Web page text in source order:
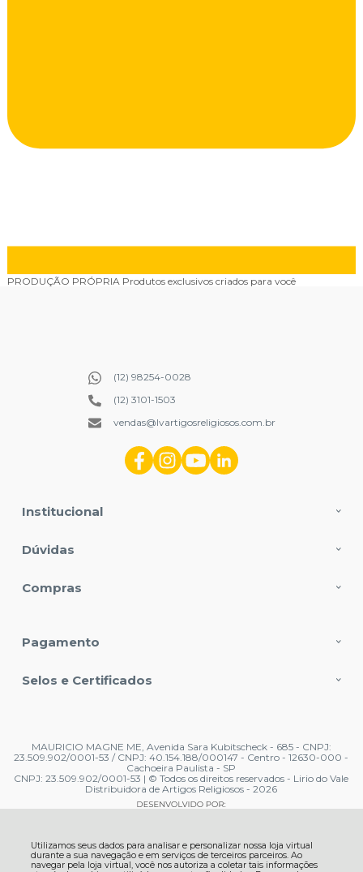
Utilizamos seus dados para analisar e personalizar nossa loja virtual
durante a sua navegação e em serviços de terceiros parceiros. Ao
navegar pela loja virtual, você nos autoriza a coletar tais informações
PRODUÇÃO PRÓPRIA Produtos exclusivos criados para você
Institucional
Dúvidas
Compras
(12) 98254-0028
(12) 3101-1503
vendas@lvartigosreligiosos.com.br
Pagamento
Selos e Certificados
MAURICIO MAGNE ME, Avenida Sara Kubitscheck - 685 - CNPJ:
23.509.902/0001-53 / CNPJ: 40.154.188/000147 - Centro - 12630-000 -
Cachoeira Paulista - SP
CNPJ: 23.509.902/0001-53 | © Todos os direitos reservados - Lirio do Vale
Distribuidora de Artigos Religiosos - 2026